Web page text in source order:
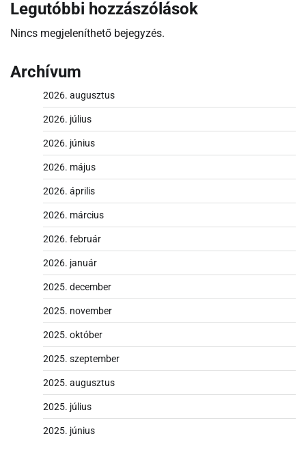
Legutóbbi hozzászólások
Nincs megjeleníthető bejegyzés.
Archívum
2026. augusztus
2026. július
2026. június
2026. május
2026. április
2026. március
2026. február
2026. január
2025. december
2025. november
2025. október
2025. szeptember
2025. augusztus
2025. július
2025. június